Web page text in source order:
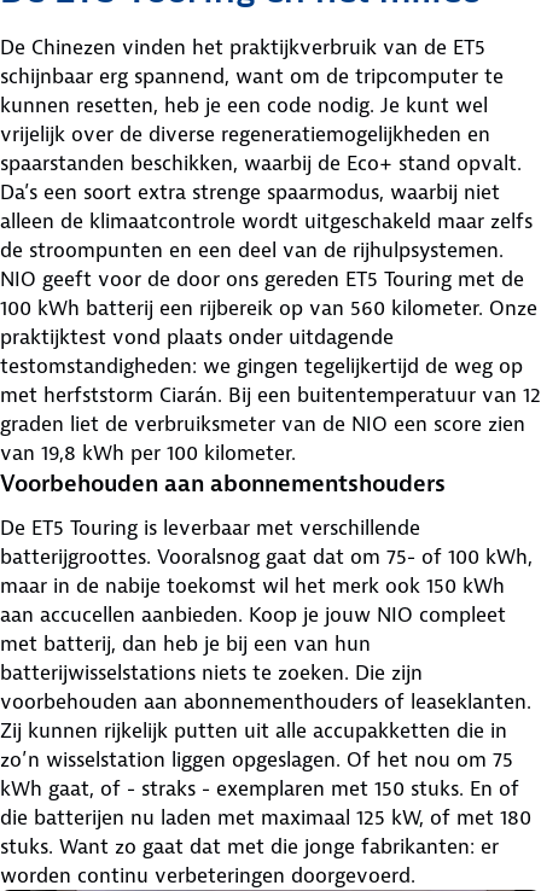
De Chinezen vinden het praktijkverbruik van de ET5
schijnbaar erg spannend, want om de tripcomputer te
kunnen resetten, heb je een code nodig. Je kunt wel
vrijelijk over de diverse regeneratiemogelijkheden en
spaarstanden beschikken, waarbij de Eco+ stand opvalt.
Da’s een soort extra strenge spaarmodus, waarbij niet
alleen de klimaatcontrole wordt uitgeschakeld maar zelfs
de stroompunten en een deel van de rijhulpsystemen.
NIO geeft voor de door ons gereden ET5 Touring met de
100 kWh batterij een rijbereik op van 560 kilometer. Onze
praktijktest vond plaats onder uitdagende
testomstandigheden: we gingen tegelijkertijd de weg op
met herfststorm Ciarán. Bij een buitentemperatuur van 12
graden liet de verbruiksmeter van de NIO een score zien
van 19,8 kWh per 100 kilometer.
Voorbehouden aan abonnementshouders
De ET5 Touring is leverbaar met verschillende
batterijgroottes. Vooralsnog gaat dat om 75- of 100 kWh,
maar in de nabije toekomst wil het merk ook 150 kWh
aan accucellen aanbieden. Koop je jouw NIO compleet
met batterij, dan heb je bij een van hun
batterijwisselstations niets te zoeken. Die zijn
voorbehouden aan abonnementhouders of leaseklanten.
Zij kunnen rijkelijk putten uit alle accupakketten die in
zo’n wisselstation liggen opgeslagen. Of het nou om 75
kWh gaat, of - straks - exemplaren met 150 stuks. En of
die batterijen nu laden met maximaal 125 kW, of met 180
stuks. Want zo gaat dat met die jonge fabrikanten: er
worden continu verbeteringen doorgevoerd.